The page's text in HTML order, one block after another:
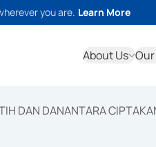
you are. Learn More
About Us
DAN DANANTARA